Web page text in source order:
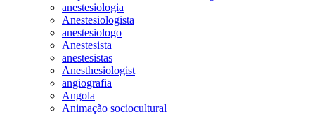
anestesiologia
Anestesiologista
anestesiologo
Anestesista
anestesistas
Anesthesiologist
angiografia
Angola
Animação sociocultural